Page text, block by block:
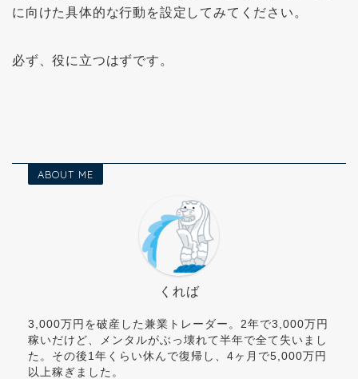
に向けた具体的な行動を設定してみてください。
必ず、役に立つはずです。
ABOUT ME
くれば
3,000万円を破産した兼業トレーダー。2年で3,000万円
稼いだけど、メンタルがぶっ壊れて半年で全て失いまし
た。その後1年くらい休んで復帰し、4ヶ月で5,000万円
以上稼ぎました。